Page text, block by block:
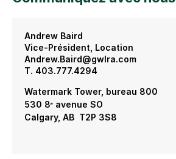
Andrew Baird
Vice-Président, Location
Andrew.Baird@gwlra.com
T. 403.777.4294
Watermark Tower, bureau 800
530 8e avenue SO
Calgary, AB T2P 3S8